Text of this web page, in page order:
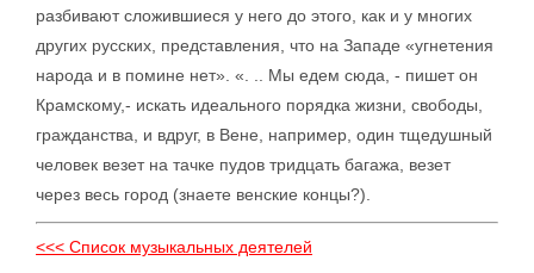
разбивают сложившиеся у него до этого, как и у многих
других русских, представления, что на Западе «угнетения
народа и в помине нет». «. .. Мы едем сюда, - пишет он
Крамскому,- искать идеального порядка жизни, свободы,
гражданства, и вдруг, в Вене, например, один тщедушный
человек везет на тачке пудов тридцать багажа, везет
через весь город (знаете венские концы?).
<<< Список музыкальных деятелей